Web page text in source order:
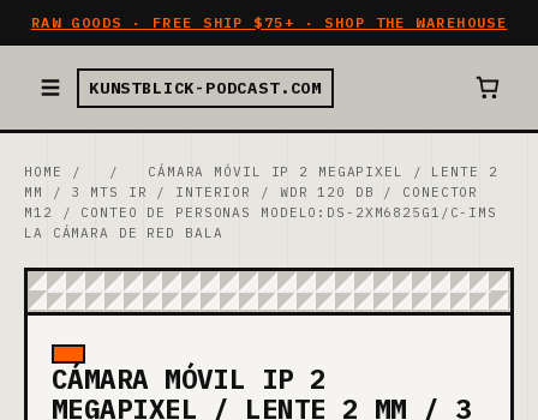
RAW GOODS · FREE SHIP $75+ · SHOP THE WAREHOUSE
KUNSTBLICK-PODCAST.COM
HOME / /
CÁMARA MÓVIL IP 2 MEGAPIXEL / LENTE 2
MM / 3 MTS IR / INTERIOR / WDR 120 DB / CONECTOR
M12 / CONTEO DE PERSONAS MODELO:DS-2XM6825G1/C-IMS
LA CÁMARA DE RED BALA
CÁMARA MÓVIL IP 2
MEGAPIXEL / LENTE 2 MM / 3